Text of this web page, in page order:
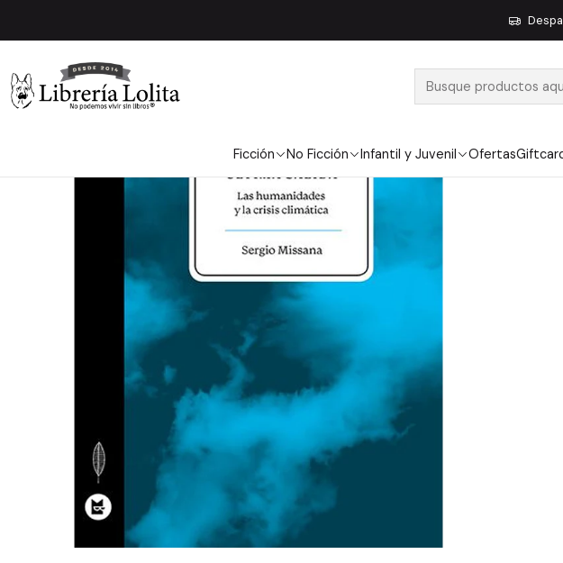
Ficción No Ficción Infantil y Juvenil Ofertas
Ultima Salida